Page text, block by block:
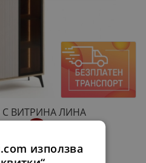
ВИТРИНА ЛИНА
използва